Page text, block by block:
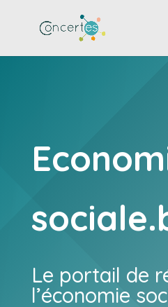
Le portail de
l’économie